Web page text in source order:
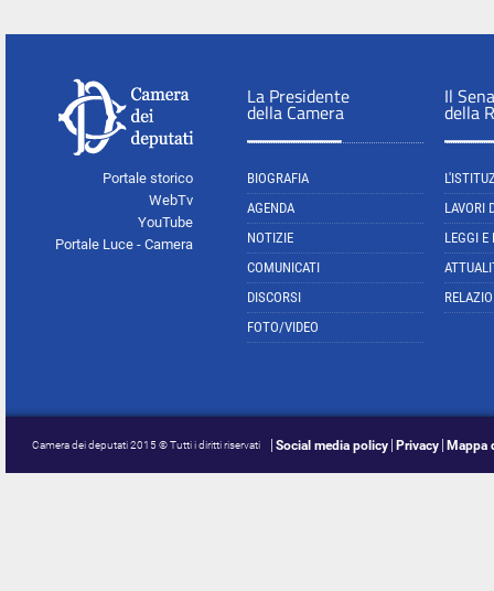
Portale storico
WebTv
YouTube
Portale Luce - Camera
La Presidente
della Camera
BIOGRAFIA
AGENDA
NOTIZIE
COMUNICATI
DISCORSI
FOTO/VIDEO
Il
della
LAVORI
LEGGI E
Camera dei deputati 2015 © Tutti i diritti riservati Social media policy Privacy Mappa